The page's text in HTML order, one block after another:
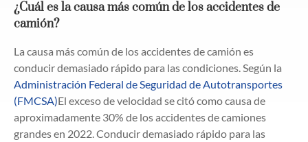
¿Cuál es la causa más común de los accidentes de
camión?
La causa más común de los accidentes de camión es
conducir demasiado rápido para las condiciones. Según la
Administración Federal de Seguridad de Autotransportes
(FMCSA)El exceso de velocidad se citó como causa de
aproximadamente 30% de los accidentes de camiones
grandes en 2022. Conducir demasiado rápido para las